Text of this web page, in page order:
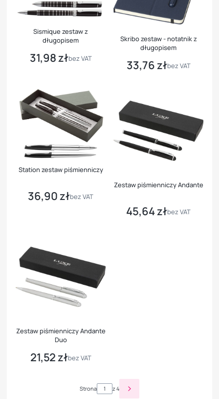
Sismique zestaw z
długopisem
Cena
31,98 złbez VAT
Skribo zestaw - notatnik z
długopisem
Cena
33,76 złbez VAT
Station zestaw piśmienniczy
Cena
36,90 złbez VAT
Zestaw piśmienniczy Andante
Cena
45,64 złbez VAT
Zestaw piśmienniczy Andante
Duo
Cena
21,52 złbez VAT
Strona z 4